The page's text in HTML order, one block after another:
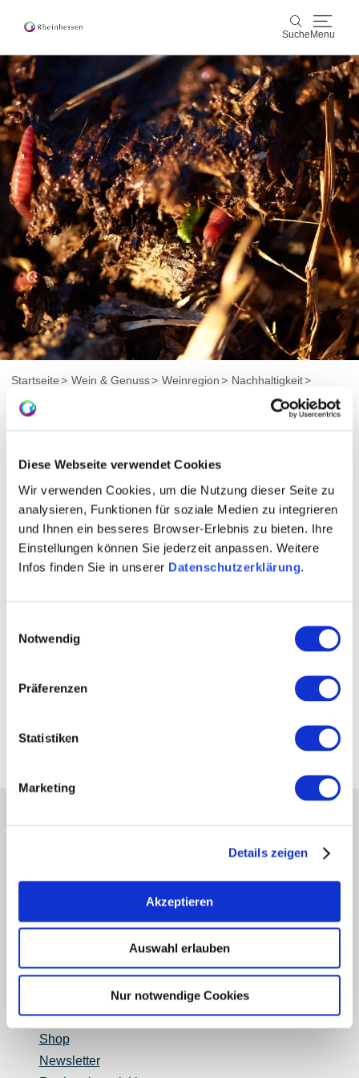
Diese Webseite verwendet Cookies
Wir verwenden Cookies, um die Nutzung dieser Seite zu
analysieren, Funktionen für soziale Medien zu integrieren
und Ihnen ein besseres Browser-Erlebnis zu bieten. Ihre
Einstellungen können Sie jederzeit anpassen. Weitere
Infos finden Sie in unserer Datenschutzerklärung.
Notwendig
Präferenzen
Statistiken
Marketing
Details zeigen
Akzeptieren
Auswahl erlauben
Nur notwendige Cookies
Suche Menu
Suche
Wein & Genuss
Aktiv & Natur
Kultur & Städte
Veranstaltungen
Buchung & Service
Shop Rheinhessen-Blog Karte
Startseite Wein & Genuss Weinregion
Nachhaltigkeit
Regenwürmer leisten im Boden Schwerstarbeit.
fachen ihres Eigengewichtes können sie dabei
verschieben. Bodenbestandteile und organisches
Material der Streuschicht werden als Nahrung
aufgenommen und dann als besonders humusreiche
Kothäufchen wieder ausgeschieden.
den Wurzeln ein tieferes Eindringen in den Boden und
damit den Pflanzen die Aufnahme von Wasser und
Mineralstoffen. In Schwerstarbeit durchmischen sie die
Bodenteilchen und tragen zur Bildung von wertvollen
speichern und auch vor Auswaschung schützen.
Mediendatenbank Rheinhessen
Region Rheinhessen
Über uns
Rheinhessen AUSGEZEICHNET
Reiseführer
Shop
Newsletter